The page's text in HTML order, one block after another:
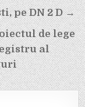
pe DN 2 D →
de lege
al